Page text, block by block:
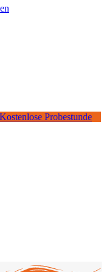
Kostenlose Probestunde